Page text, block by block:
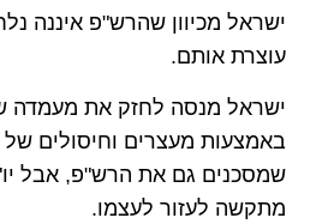
ישראל מכיוון שהרש"פ איננה
עוצרת אותם.
ישראל מנסה לחזק את מעמדה
באמצעות מעצרים וחיסולים של
שמסכנים גם את הרש"פ, אבל
מתקשה לעזור לעצמו.